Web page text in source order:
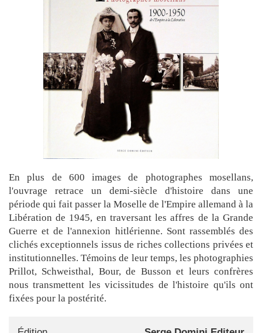
En plus de 600 images de photographes mosellans,
l'ouvrage retrace un demi-siècle d'histoire dans une
période qui fait passer la Moselle de l'Empire allemand à la
Libération de 1945, en traversant les affres de la Grande
Guerre et de l'annexion hitlérienne. Sont rassemblés des
clichés exceptionnels issus de riches collections privées et
institutionnelles. Témoins de leur temps, les photographies
Prillot, Schweisthal, Bour, de Busson et leurs confrères
nous transmettent les vicissitudes de l'histoire qu'ils ont
fixées pour la postérité.